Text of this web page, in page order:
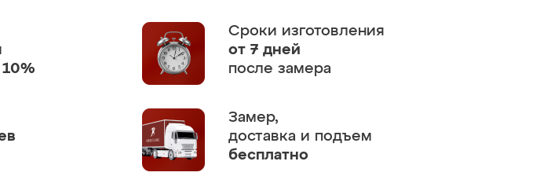
10%
Сроки изготовления
от 7 дней
после замера
Замер,
доставка и подъем
бесплатно